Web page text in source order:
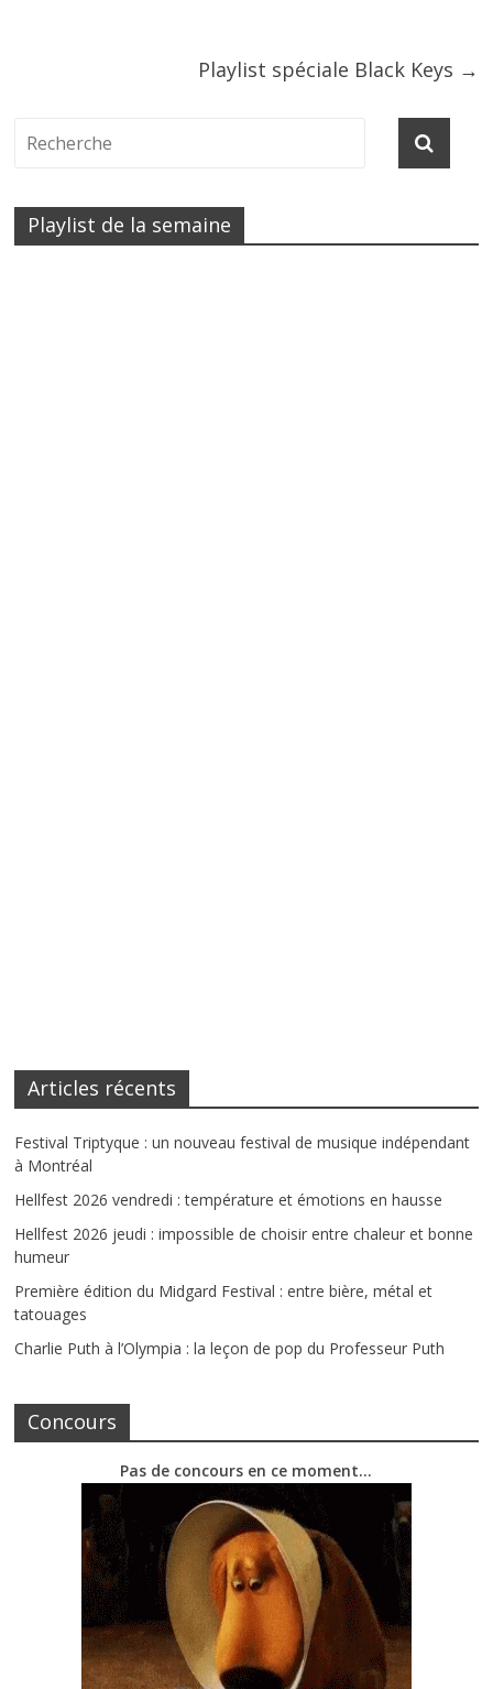
Playlist spéciale Black Keys →
Playlist de la semaine
Articles récents
Festival Triptyque : un nouveau festival de musique indépendant
à Montréal
Hellfest 2026 vendredi : température et émotions en hausse
Hellfest 2026 jeudi : impossible de choisir entre chaleur et bonne
humeur
Première édition du Midgard Festival : entre bière, métal et
tatouages
Charlie Puth à l’Olympia : la leçon de pop du Professeur Puth
Concours
Pas de concours en ce moment…